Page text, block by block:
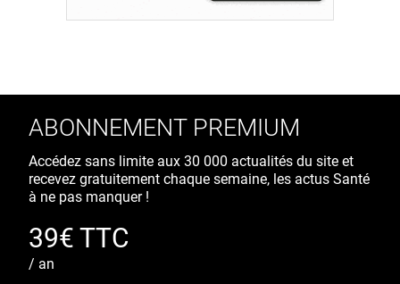
ABONNEMENT PREMIUM
Accédez sans limite aux 30 000 actualités du site et
recevez gratuitement chaque semaine, les actus Santé
à ne pas manquer !
39€ TTC
/ an